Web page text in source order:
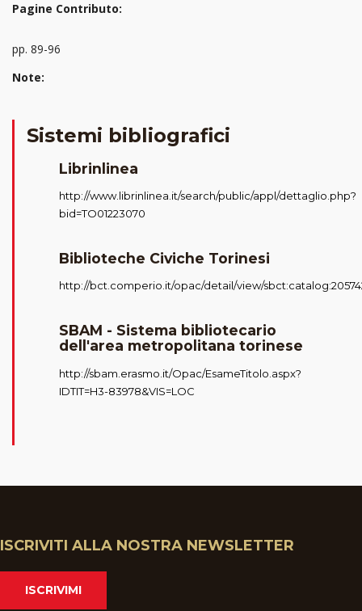
Pagine Contributo:
pp. 89-96
Note:
Sistemi bibliografici
Librinlinea
http://www.librinlinea.it/search/public/appl/dettaglio.php?
bid=TO01223070
Biblioteche Civiche Torinesi
http://bct.comperio.it/opac/detail/view/
SBAM - Sistema bibliotecario
dell'area metropolitana torinese
http://sbam.erasmo.it/Opac/EsameTitolo.aspx?
IDTIT=H3-83978&VIS=LOC
ISCRIVITI ALLA NOSTRA NEWSLETTER
ISCRIVIMI